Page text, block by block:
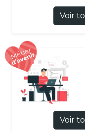
Voir
Voir